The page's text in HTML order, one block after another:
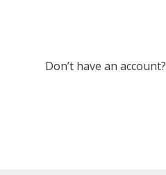
Don’t have an account?